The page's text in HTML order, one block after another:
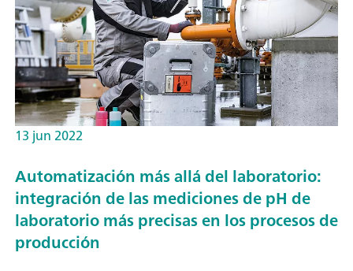
13 jun 2022
Automatización más allá del laboratorio:
integración de las mediciones de pH de
laboratorio más precisas en los procesos de
producción